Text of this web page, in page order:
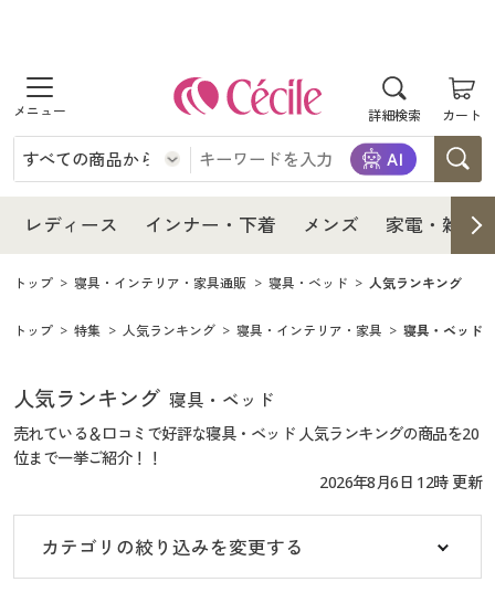
詳細検索 カート
商品を探す
レディース
レディースファッション
女性下着
インナー・下着
インナー・下着通販すべて
女性下着
メンズ下着
ジュニア・ティーンズ下着
メンズ
メンズ通販すべて
メンズファッション
メンズ下着
家電・雑貨
家電・雑貨すべて
家電
キッチン・雑貨・日用品
寝具・インテリア・家具
寝具・インテリア・家具通販すべて
家具・収納
寝具・ベッド
美容・健康
美容・健康通販すべて
美容・健康・サプリメント
制服・スクール
制服・スクールすべて
大きいサイズ
レディース インナー・下着 メンズ 家電・雑貨
レディース
レディース通販すべて
レディースファッション
インナー・下着
インナー・下着通販すべて
女性下着
メンズ下着
ジュニア・ティーンズ下着
メンズ
メンズ通販すべて
メンズファッション
メンズ下着
家電・雑貨
家電・雑貨すべて
家電
キッチン・雑貨・日用品
寝具・インテリア・家具
家具・収納
美容・健康
美容・健康通販すべて
制服・スクール
トップ 寝具・インテリア・家具通販 寝具・ベッド 人気ランキング
トップ 特集 人気ランキング 寝具・インテリア・家具 寝具・ベッド
人気ランキング 寝具・ベッド
売れている＆口コミで好評な寝具・ベッド 人気ランキングの商品を20
位まで一挙ご紹介！！
2026年8月6日 12時 更新
カテゴリの絞り込みを変更する